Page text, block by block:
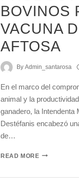
BOVINOS
VACUNA
AFTOSA
By Admin_santarosa
En el marco del
animal y la
ganadero, la Intendenta
Destéfanis encabezó
de…
READ MORE